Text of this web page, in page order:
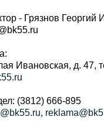
- Грязнов Георгий
Ивановская, д. 47,
(3812) 666-895
,